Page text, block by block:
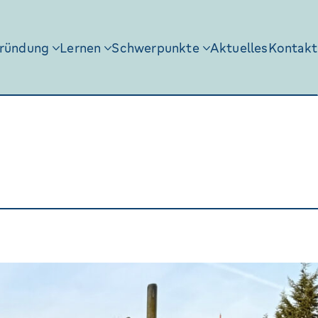
Lernen Schwerpunkte AktuellesKontakt